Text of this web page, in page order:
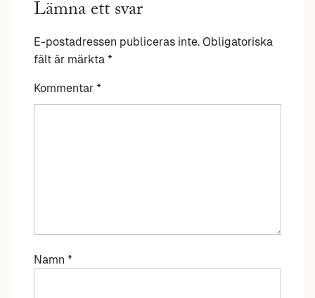
Lämna ett svar
E-postadressen publiceras inte. Obligatoriska
fält är märkta *
Kommentar *
Namn *